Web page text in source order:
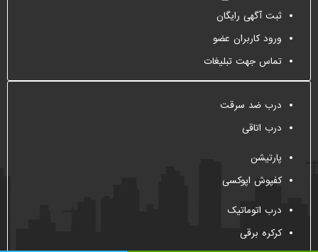
ثبت آگهی رایگان
ورود کاربران عضو
تماس جهت تبلیغات
درب ضد سرقت
درب اتاقی
پارتیشن
کفپوش اپوکسی
درب اتوماتیک
کرکره برقی